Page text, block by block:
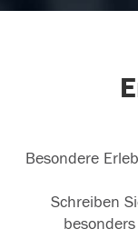
Besondere
Schreiben